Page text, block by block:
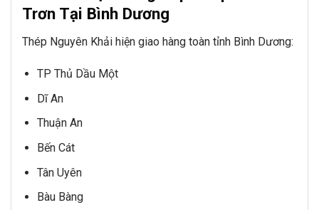
Trơn Tại Bình Dương
Thép Nguyên Khải hiện giao hàng toàn tỉnh Bình Dương:
TP Thủ Dầu Một
Dĩ An
Thuận An
Bến Cát
Tân Uyên
Bàu Bàng